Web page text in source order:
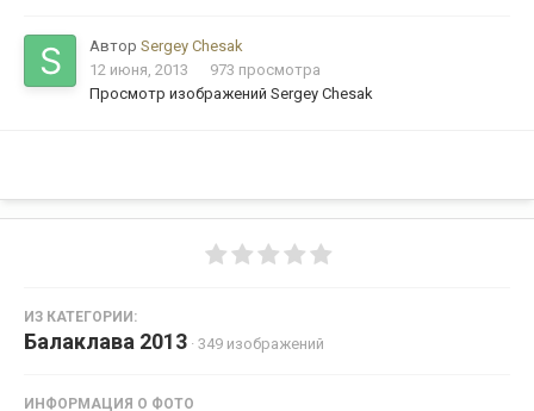
Автор Sergey Chesak
12 июня, 2013
973 просмотра
Просмотр изображений Sergey Chesak
ИЗ КАТЕГОРИИ:
Балаклава 2013 · 349 изображений
ИНФОРМАЦИЯ О ФОТО